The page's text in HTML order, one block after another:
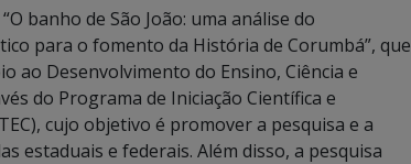
banho de São João: uma análise do
para o fomento da História de Corumbá”, que
ao Desenvolvimento do Ensino, Ciência e
do Programa de Iniciação Científica e
cujo objetivo é promover a pesquisa e a
estaduais e federais. Além disso, a pesquisa